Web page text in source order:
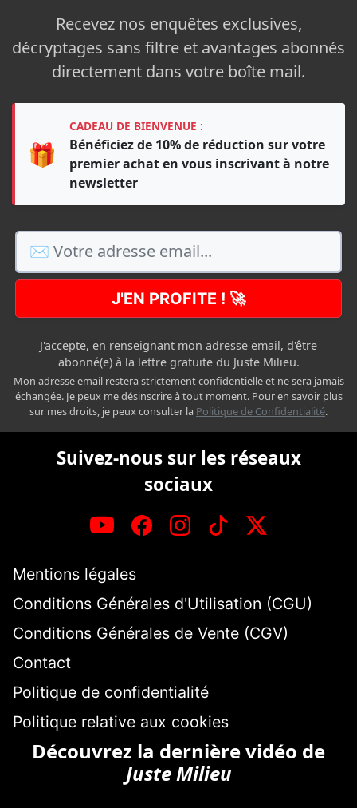
Recevez nos enquêtes exclusives,
décryptages sans filtre et avantages abonnés
directement dans votre boîte mail.
🎁
CADEAU DE BIENVENUE :
Bénéficiez de 10% de réduction sur votre
premier achat en vous inscrivant à notre
newsletter
J'EN PROFITE ! 🚀
J'accepte, en renseignant mon adresse email, d'être
abonné(e) à la lettre gratuite du Juste Milieu.
Mon adresse email restera strictement confidentielle et ne sera jamais
échangée. Je peux me désinscrire à tout moment. Pour en savoir plus
sur mes droits, je peux consulter la Politique de Confidentialité.
Suivez-nous sur les réseaux
sociaux
Mentions légales
Conditions Générales d'Utilisation (CGU)
Conditions Générales de Vente (CGV)
Contact
Politique de confidentialité
Politique relative aux cookies
Découvrez la dernière vidéo de
Juste Milieu